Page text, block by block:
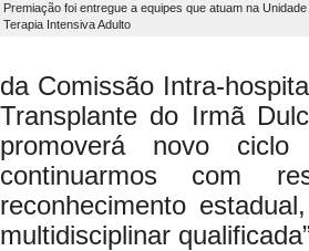
Premiação foi entregue a equipes que atuam na Unidade
Terapia Intensiva Adulto
da Comissão Intra-
Transplante do Irmã
promoverá novo
continuarmos com
reconhecimento
multidisciplinar